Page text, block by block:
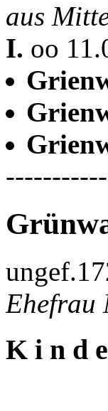
aus
I. oo
Ehefrau
K i n d